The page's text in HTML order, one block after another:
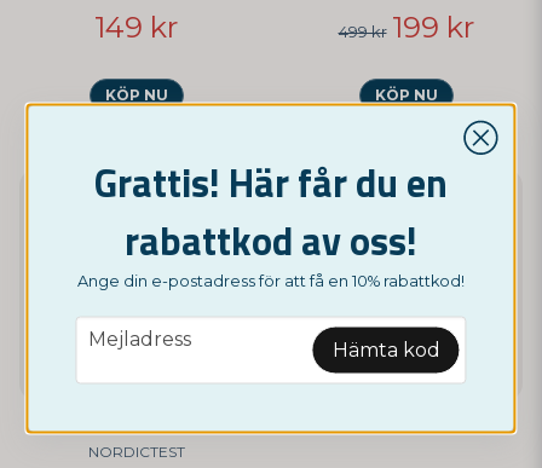
149 kr
KÖP NU
499 kr 199 kr
KÖP NU
NORDICTEST
Grattis! Här får du en
rabattkod av oss!
Ange din e-postadress för att få en 10% rabattkod!
email
Mejladress Hämta kod